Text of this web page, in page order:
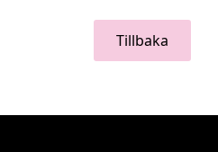
Tillbaka